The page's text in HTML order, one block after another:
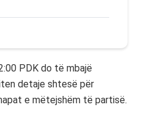
PDK do të mbajë
detaje shtesë për
e mëtejshëm të partisë.